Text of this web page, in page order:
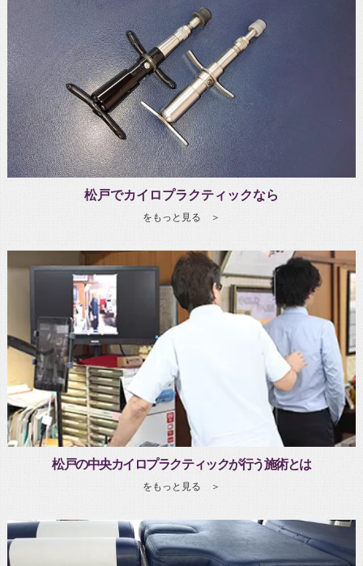
松戸でカイロプラクティックなら
をもっと見る ＞
松戸の中央カイロプラクティックが行う施術とは
をもっと見る ＞